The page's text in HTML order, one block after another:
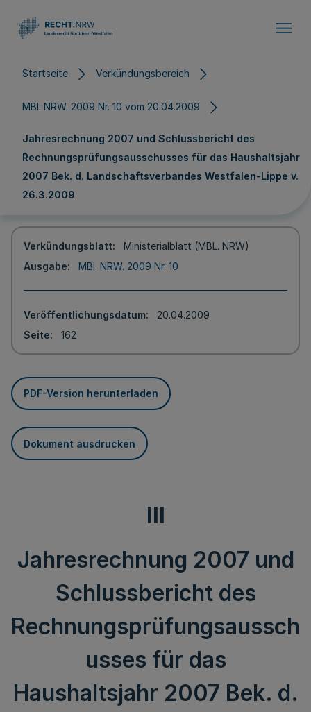
Startseite Verkündungsbereich
MBl. NRW. 2009 Nr. 10 vom 20.04.2009
Jahresrechnung 2007 und Schlussbericht des
Rechnungsprüfungsausschusses für das Haushaltsjahr
2007 Bek. d. Landschaftsverbandes Westfalen-Lippe v.
26.3.2009
Verkündungsblatt
Ministerialblatt (MBL. NRW)
Ausgabe
MBl. NRW. 2009 Nr. 10
Veröffentlichungsdatum
20.04.2009
Seite
162
PDF-Version herunterladen
Dokument ausdrucken
III
Jahresrechnung 2007 und
Schlussbericht des
Rechnungsprüfungsaussch
usses für das
Haushaltsjahr 2007 Bek. d.